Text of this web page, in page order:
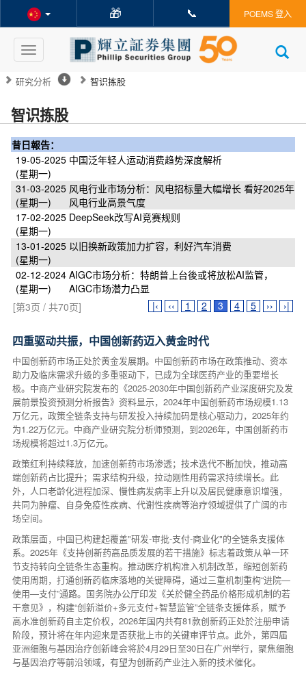
🎁 📞 POEMS 登入
Toggle
navigation
研究分析 智识拣股
智识拣股
昔日報告：
19-05-2025
(星期一)
中国泛年轻人运动消费趋势深度解析
31-03-2025
(星期一)
风电行业市场分析：风电招标量大幅增长 看好2025年
风电行业高景气度
17-02-2025
(星期一)
DeepSeek改写AI竞赛规则
13-01-2025
(星期一)
以旧换新政策加力扩容，利好汽车消费
02-12-2024
(星期一)
AIGC市场分析：特朗普上台後或将放松AI监管，
AIGC市场潜力凸显
[第3页 / 共70页]
|‹ ‹‹ 1 2 3 4 5 ›› ›|
四重驱动共振，中国创新药迈入黄金时代
中国创新药市场正处於黄金发展期。中国创新药市场在政策推动、资本
助力及临床需求升级的多重驱动下，已成为全球医药产业的重要增长
极。中商产业研究院发布的《2025-2030年中国创新药产业深度研究及发
展前景投资预测分析报告》资料显示，2024年中国创新药市场规模1.13
万亿元，政策全链条支持与研发投入持续加码是核心驱动力，2025年约
为1.22万亿元。中商产业研究院分析师预测，到2026年，中国创新药市
场规模将超过1.3万亿元。
政策红利持续释放，加速创新药市场渗透；技术迭代不断加快，推动高
端创新药占比提升；需求结构升级，拉动刚性用药需求持续增长。此
外，人口老龄化进程加深、慢性病发病率上升以及居民健康意识增强，
共同为肿瘤、自身免疫性疾病、代谢性疾病等治疗领域提供了广阔的市
场空间。
政策层面，中国已构建起覆盖"研发-审批-支付-商业化"的全链条支援体
系。2025年《支持创新药高品质发展的若干措施》标志着政策从单一环
节支持转向全链条生态重构。推动医疗机构准入机制改革，缩短创新药
使用周期，打通创新药临床落地的关键障碍，通过三重机制重构“进院—
使用—支付”通路。国务院办公厅印发《关於健全药品价格形成机制的若
干意见》，构建“创新溢价+多元支付+智慧监管”全链条支援体系，赋予
高水准创新药自主定价权，2026年国内共有81款创新药正处於注册申请
阶段，预计将在年内迎来是否获批上市的关键审评节点。此外，第四届
亚洲细胞与基因治疗创新峰会将於4月29日至30日在广州举行，聚焦细胞
与基因治疗等前沿领域，有望为创新药产业注入新的技术催化。